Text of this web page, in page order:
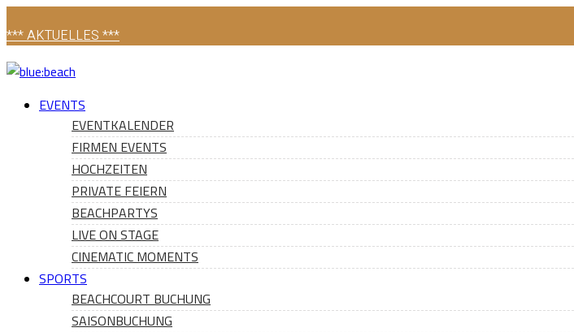
*** AKTUELLES ***
EVENTS
EVENTKALENDER
FIRMEN EVENTS
HOCHZEITEN
PRIVATE FEIERN
BEACHPARTYS
LIVE ON STAGE
CINEMATIC MOMENTS
SPORTS
BEACHCOURT BUCHUNG
SAISONBUCHUNG